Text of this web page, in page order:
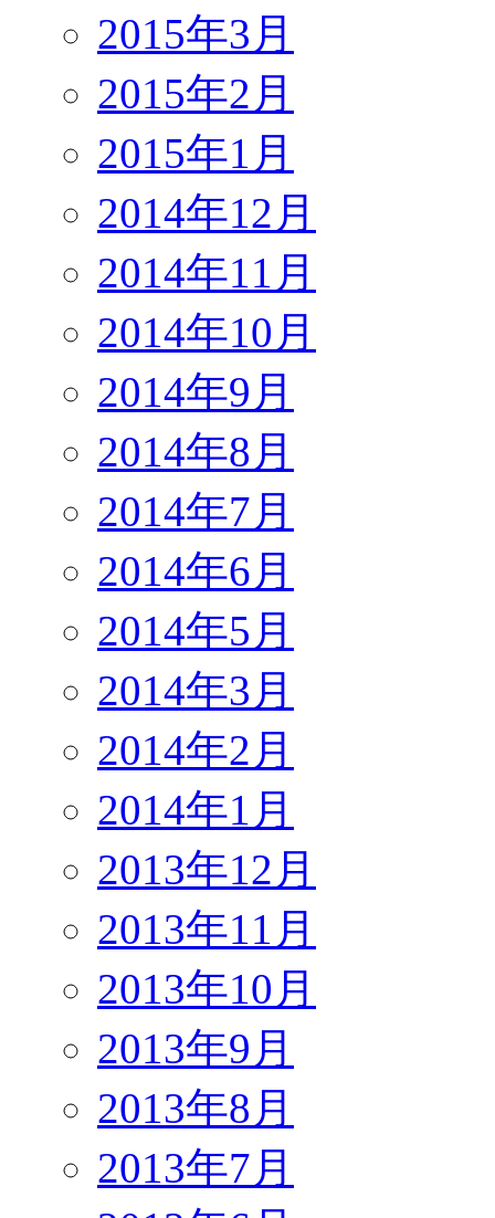
2015年3月
2015年2月
2015年1月
2014年12月
2014年11月
2014年10月
2014年9月
2014年8月
2014年7月
2014年6月
2014年5月
2014年3月
2014年2月
2014年1月
2013年12月
2013年11月
2013年10月
2013年9月
2013年8月
2013年7月